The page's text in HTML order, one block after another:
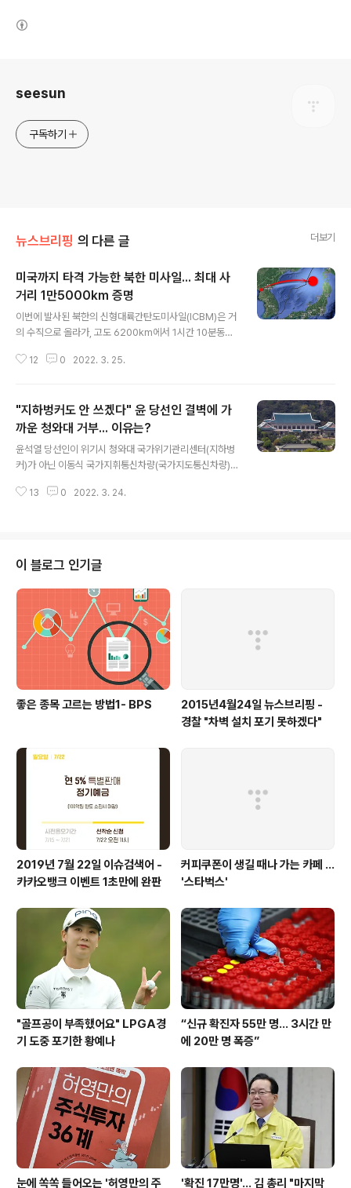
seesun
구독하기
뉴스브리핑 의 다른 글 더보기
미국까지 타격 가능한 북한 미사일... 최대 사
거리 1만5000km 증명
이번에 발사된 북한의 신형대륙간탄도미사일(ICBM)은 거
의 수직으로 올라가, 고도 6200km에서 1시간 10분동안
된 것으로 밝혀졌습니다. 일본 등 주변국 영공 침범을 피하
의 최대 사거리에 이를 것으로 전문가들은 보고 있습니다.
북한의 미사일의 낙하 흔적은 일본 아오모리현 근해 상공
에서 포착됐습니다. 북한은 조선중앙통신 25일자 보도를
통해 ‘화성-17형’ 시험발사가 단행됐다고 공식 확인했습니
다. 일본 방위성은 “북한이 발사한 탄도미사일로 추정되는
흔적을 확인했다"며, "해상자위대 P-3C 초계기와 F-15
12 0 2022. 3. 25.
"지하벙커도 안 쓰겠다" 윤 당선인 결벽에 가
까운 청와대 거부... 이유는?
윤석열 당선인이 위기시 청와대 국가위기관리센터(지하벙
커)가 아닌 이동식 국가지휘통신차량(국가지도통신차량)
측은 당초 청와대 벙커는 공개 범위에서 제외한다는 방침
와대를 개방해 국민의 품으로 돌려주기로 했는데, 단 한 톨
도 남기지 말고 전면 개방을 해드리자'라고 해서 위기관리
센터도 다 공개하기로 했다"고 밝혔습니다. 그는 이어 "차
량을 통의동에 배치하고 활용하면, 국방부까지 굳이 안 가
도 차량 내에 국가지휘망과 재난안전관리망이 있다"며 "위
기대응에서 자칫 잘못하면 골든타임을 놓칠 수 있는..
13 0 2022. 3. 24.
이 블로그 인기글
좋은 종목 고르는 방법1- BPS
2015년4월24일 뉴스브리핑 -
경찰 "차벽 설치 포기 못하겠다"
2019년 7월 22일 이슈검색어 -
카카오뱅크 이벤트 1초만에 완판
커피쿠폰이 생길 때나 가는 카페 ...
'스타벅스'
"골프공이 부족했어요" LPGA경
기 도중 포기한 황예나
“신규 확진자 55만 명… 3시간 만
에 20만 명 폭증”
눈에 쏙쏙 들어오는 '허영만의 주 '확진 17만명'... 김 총리 "마지막